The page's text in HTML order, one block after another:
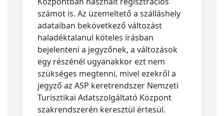
számot is. Az üzemeltető a szálláshely
adataiban bekövetkező változást
haladéktalanul köteles írásban
bejelenteni a jegyzőnek, a változások
egy részénél ugyanakkor ezt nem
szükséges megtenni, mivel ezekről a
jegyző az ASP keretrendszer Nemzeti
Turisztikai Adatszolgáltató Központ
szakrendszerén keresztül értesül.